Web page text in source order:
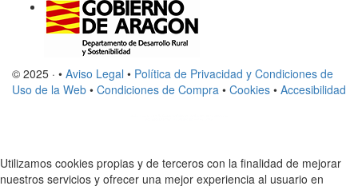
© 2025 · • Aviso Legal • Política de Privacidad y Condiciones de
Uso de la Web • Condiciones de Compra • Cookies • Accesibilidad
Utilizamos cookies propias y de terceros con la finalidad de mejorar
nuestros servicios y ofrecer una mejor experiencia al usuario en